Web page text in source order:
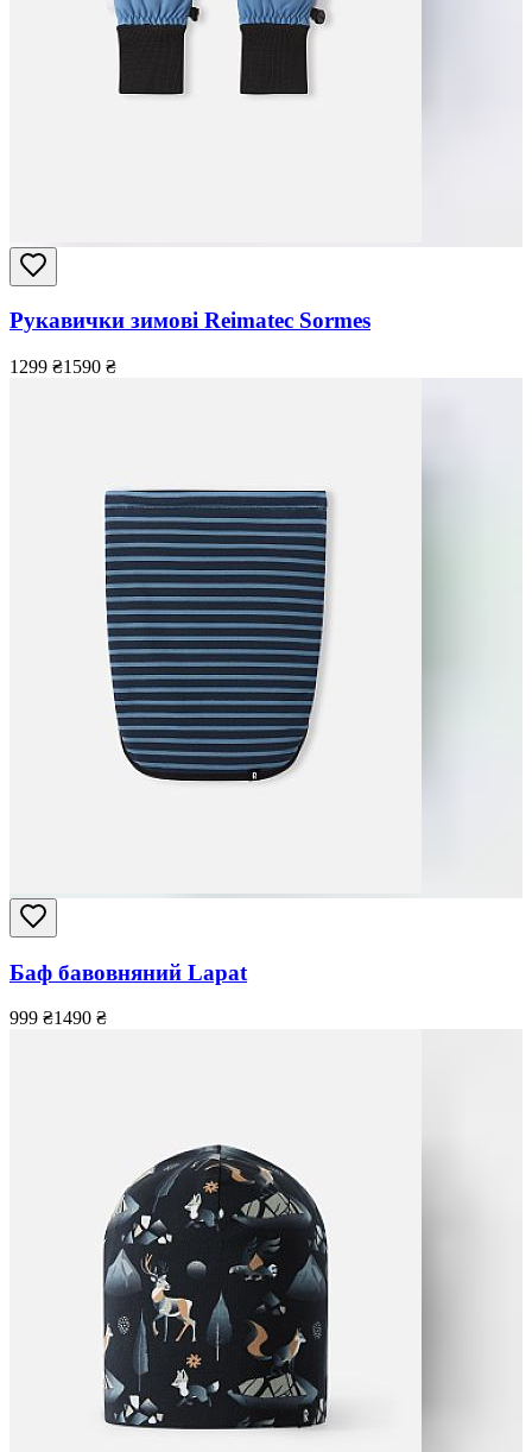
Рукавички зимові Reimatec Sormes
1299 ₴1590 ₴
Баф бавовняний Lapat
999 ₴1490 ₴